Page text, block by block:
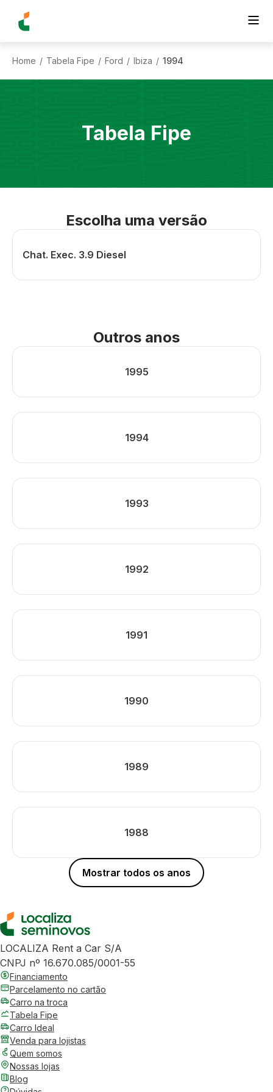
Home / Tabela Fipe / Ford / Ibiza / 1994
Tabela Fipe
Escolha uma versão
Chat. Exec. 3.9 Diesel
Outros anos
1995
1994
1993
1992
1991
1990
1989
1988
Mostrar todos os anos
LOCALIZA Rent a Car S/A
CNPJ nº 16.670.085/0001-55
Financiamento
Parcelamento no cartão
Carro na troca
Tabela Fipe
Carro Ideal
Venda para lojistas
Quem somos
Nossas lojas
Blog